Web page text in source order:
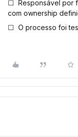
☐ Responsável por
com ownership
☐ O processo foi